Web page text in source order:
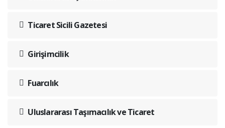
Ticaret Sicili Gazetesi
Girişimcilik
Fuarcılık
Uluslararası Taşımacılık ve Ticaret